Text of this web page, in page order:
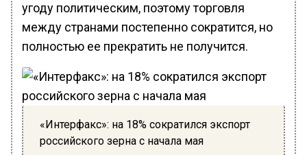
угоду политическим, поэтому торговля
между странами постепенно сократится, но
полностью ее прекратить не получится.
«Интерфакс»: на 18% сократился экспорт
российского зерна с начала мая